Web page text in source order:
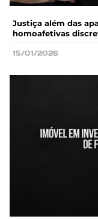
Justiça além das
homoafetivas
15/01/2026